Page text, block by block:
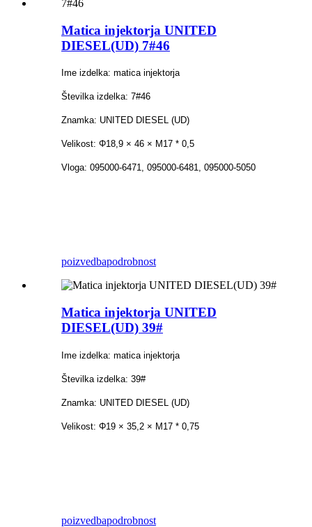
Matica injektorja UNITED
DIESEL(UD) 7#46
Ime izdelka: matica injektorja
Številka izdelka: 7#46
Znamka: UNITED DIESEL (UD)
Velikost: Φ18,9 × 46 × M17 * 0,5
Vloga: 095000-6471, 095000-6481, 095000-5050
poizvedbapodrobnost
Matica injektorja UNITED
DIESEL(UD) 39#
Ime izdelka: matica injektorja
Številka izdelka: 39#
Znamka: UNITED DIESEL (UD)
Velikost: Φ19 × 35,2 × M17 * 0,75
poizvedbapodrobnost